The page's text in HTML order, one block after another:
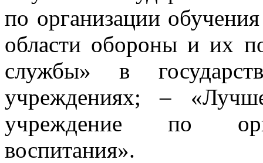
по организации
области обороны и их
службы» в
учреждениях; –
учреждение по
воспитания».